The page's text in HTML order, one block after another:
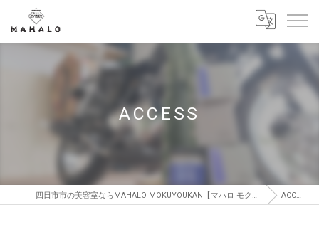
ACCESS
四日市市の美容室ならMAHALO MOKUYOUKAN【マハロ モクヨウカン】 ACCESS